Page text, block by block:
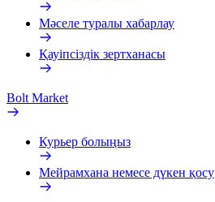
Мәселе туралы хабарлау
Қауіпсіздік зертханасы
Bolt Market
Курьер болыңыз
Мейрамхана немесе дүкен қосу